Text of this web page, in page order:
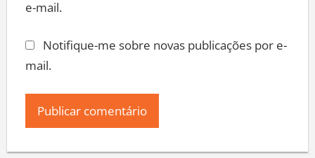
e-mail.
Notifique-me sobre novas publicações por e-
mail.